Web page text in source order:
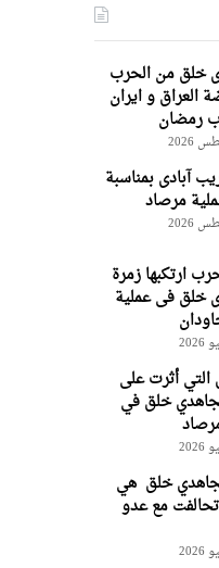
خلق من الحرب
العراق و ایران
رمضان
آبادی بمناسبة
مرصاد
ارتکبها زمرة
خلق فی عملیة
التي أثرت على
خلق في
خلق هي
مع عدو